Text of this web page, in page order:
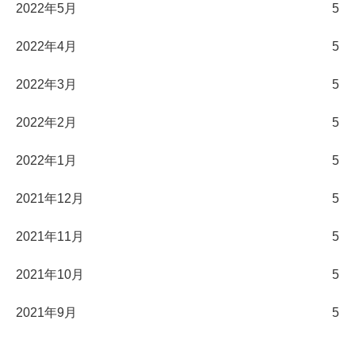
2022年5月 5
2022年4月 5
2022年3月 5
2022年2月 5
2022年1月 5
2021年12月 5
2021年11月 5
2021年10月 5
2021年9月 5